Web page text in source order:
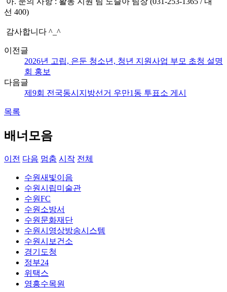
선 400)
감사합니다 ^_^
이전글
2026년 고립, 은둔 청소년, 청년 지원사업 부모 초청 설명
회 홍보
다음글
제9회 전국동시지방선거 우만1동 투표소 게시
목록
배너모음
이전 다음 멈춤 시작 전체
수원새빛이음
수원시립미술관
수원FC
수원소방서
수원문화재단
수원시영상방송시스템
수원시보건소
경기도청
정부24
위택스
영흥수목원